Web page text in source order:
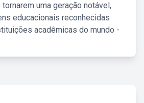
uma geração notável,
educacionais reconhecidas
acadêmicas do mundo -